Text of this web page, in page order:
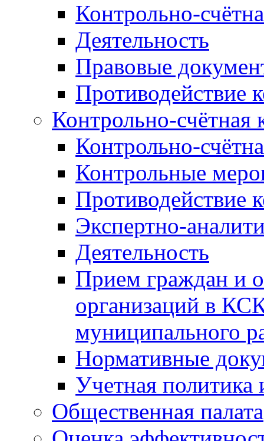
Контрольно-
Деятельность
Правовые
Противодействие
Контрольно-счётная
Контрольно-
Контрольные
Противодействие
Экспертно-
Деятельность
Прием граждан и
организаций в
муниципального
Нормативные
Учетная политика
Общественная палата